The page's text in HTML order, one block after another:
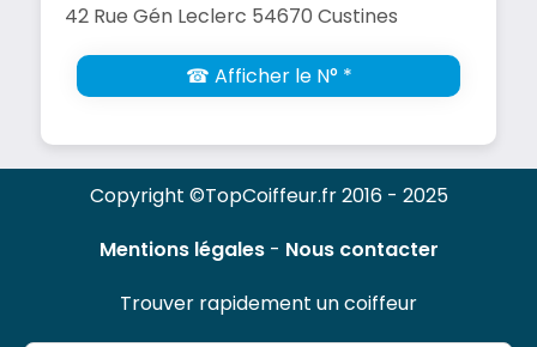
42 Rue Gén Leclerc 54670 Custines
☎ Afficher le N° *
Copyright ©TopCoiffeur.fr 2016 - 2025
Mentions légales- Nous contacter
Trouver rapidement un coiffeur